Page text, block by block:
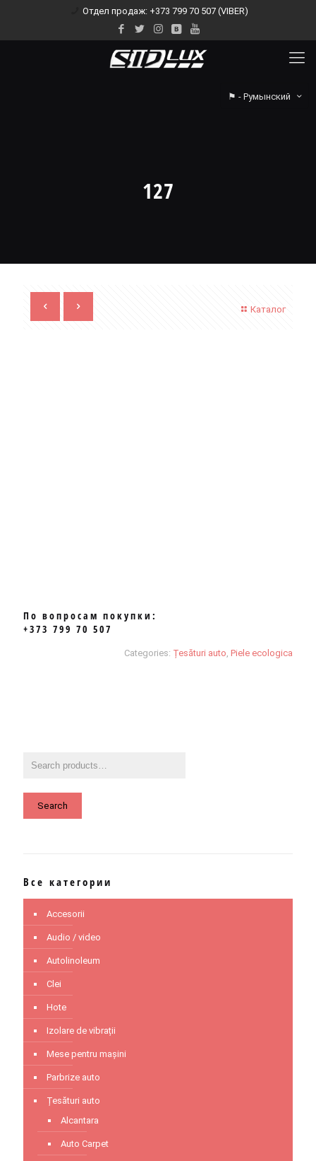
Отдел продаж: +373 799 70 507 (VIBER)
⚑ - Румынский
127
Каталог
По вопросам покупки:
+373 799 70 507
Categories: Țesături auto, Piele ecologica
Search
Все категории
Accesorii
Audio / video
Autolinoleum
Clei
Hote
Izolare de vibrații
Mese pentru mașini
Parbrize auto
Țesături auto
Alcantara
Auto Carpet